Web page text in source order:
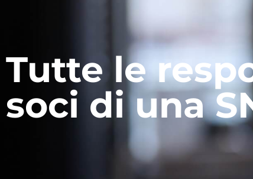
Tutte le
soci di una